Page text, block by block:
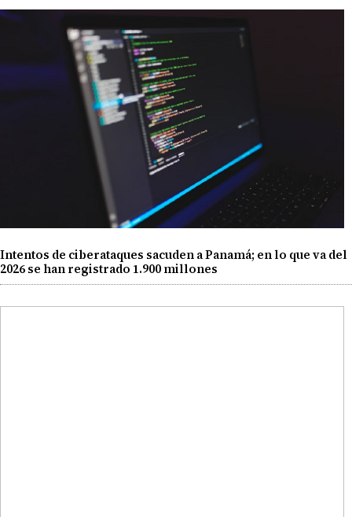
Intentos de ciberataques sacuden a Panamá; en lo que va del
2026 se han registrado 1.900 millones